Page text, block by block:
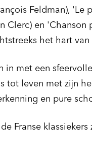
Feldman), 'Le
Clerc) en 'Chanson
het hart
met een
tot leven met zijn
en pure
Franse